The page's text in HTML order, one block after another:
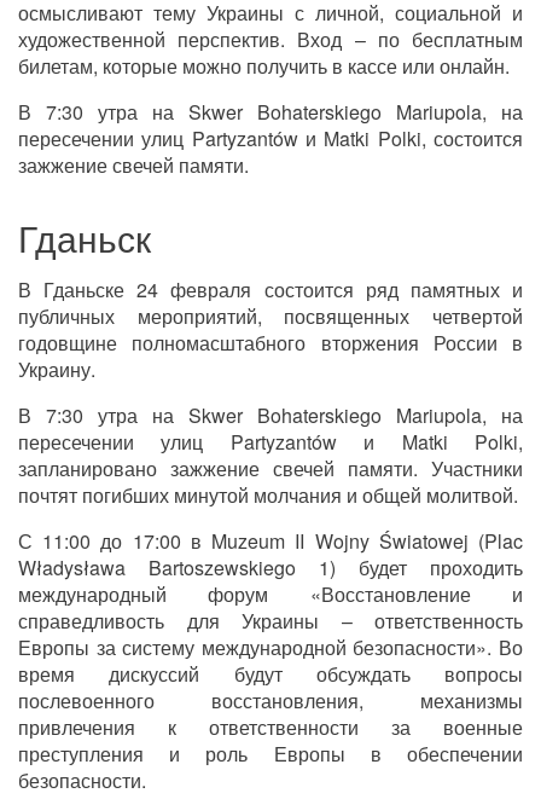
осмысливают тему Украины с личной, социальной и
художественной перспектив. Вход – по бесплатным
билетам, которые можно получить в кассе или онлайн.
В 7:30 утра на Skwer Bohaterskiego Mariupola, на
пересечении улиц Partyzantów и Matki Polki, состоится
зажжение свечей памяти.
Гданьск
В Гданьске 24 февраля состоится ряд памятных и
публичных мероприятий, посвященных четвертой
годовщине полномасштабного вторжения России в
Украину.
В 7:30 утра на Skwer Bohaterskiego Mariupola, на
пересечении улиц Partyzantów и Matki Polki,
запланировано зажжение свечей памяти. Участники
почтят погибших минутой молчания и общей молитвой.
С 11:00 до 17:00 в Muzeum II Wojny Światowej (Plac
Władysława Bartoszewskiego 1) будет проходить
международный форум «Восстановление и
справедливость для Украины – ответственность
Европы за систему международной безопасности». Во
время дискуссий будут обсуждать вопросы
послевоенного восстановления, механизмы
привлечения к ответственности за военные
преступления и роль Европы в обеспечении
безопасности.